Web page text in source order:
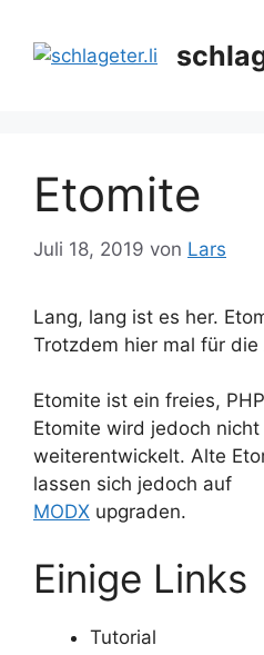
Inhalt
springen
Etomite
Juli 18, 2019 von Lars
Lang, lang ist es her.
Trotzdem hier mal für die
Etomite ist ein freies,
Etomite wird jedoch nicht
weiterentwickelt. Alte
lassen sich jedoch auf
MODX upgraden.
Einige Links
Tutorial